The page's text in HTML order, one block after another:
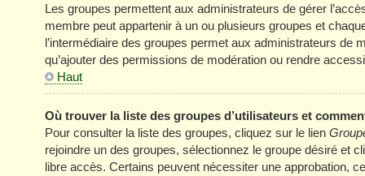
Les groupes permettent aux administrateurs de gérer
membre peut appartenir à un ou plusieurs groupes et
l’intermédiaire des groupes permet aux administrateurs
qu’ajouter des permissions de modération ou rendre
Haut
Où trouver la liste des groupes d’utilisateurs et
Pour consulter la liste des groupes, cliquez sur le lien
rejoindre un des groupes, sélectionnez le groupe désiré et
libre accès. Certains peuvent nécessiter une approbation,